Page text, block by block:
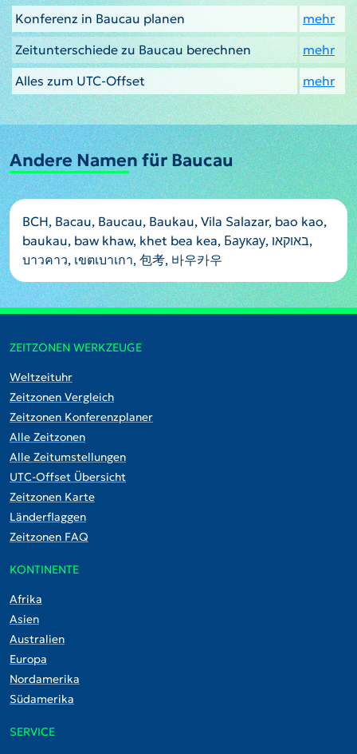
Konferenz in Baucau planen
mehr
Zeitunterschiede zu Baucau berechnen
mehr
Alles zum UTC-Offset
mehr
Andere Namen für Baucau
BCH, Bacau, Baucau, Baukau, Vila Salazar, bao kao,
baukau, baw khaw, khet bea kea, Баукау, באוקאו,
บาวคาว, เขตเบาเกา, 包考, 바우카우
ZEITZONEN WERKZEUGE
Weltzeituhr
Zeitzonen Vergleich
Zeitzonen Konferenzplaner
Alle Zeitzonen
Alle Zeitumstellungen
UTC-Offset Übersicht
Zeitzonen Karte
Länderflaggen
Zeitzonen FAQ
KONTINENTE
Afrika
Asien
Australien
Europa
Nordamerika
Südamerika
SERVICE